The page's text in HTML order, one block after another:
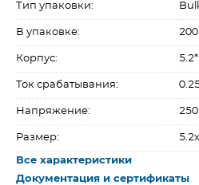
Тип упаковки:
В упаковке:
Корпус:
Ток срабатывания:
Напряжение:
Размер:
Все характеристики
Документация и сертификаты